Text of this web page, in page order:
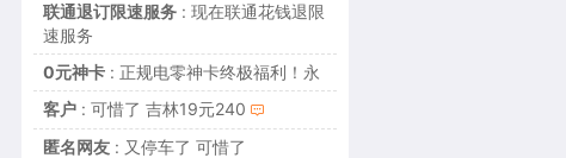
联通退订限速服务: 现在联通花钱退限
速服务
0元神卡: 正规电零神卡终极福利！永
客户: 可惜了 吉林19元240
匿名网友: 又停车了 可惜了